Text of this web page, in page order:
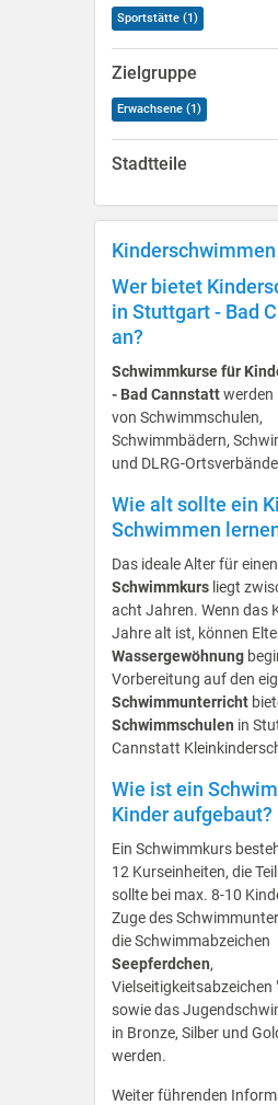
Sportstätte (1)
Zielgruppe
Erwachsene (1)
Stadtteile
Kinderschwimmen
Wer bietet
in Stuttgart - Bad
an?
Schwimmkurse für
- Bad Cannstattwerden
von Schwimmschulen,
Schwimmbädern,
und DLRG-
Wie alt sollte ein
Schwimmen
Das ideale Alter für einen
Schwimmkurs liegt
acht Jahren. Wenn das
Jahre alt ist, können
Wassergewöhnung
Vorbereitung auf den
Schwimmunterricht
Schwimmschulen in
Cannstatt
Wie ist ein
Kinder aufgebaut?
Ein Schwimmkurs
12 Kurseinheiten, die
sollte bei max. 8-10
Zuge des
die Schwimmabzeichen
Seepferdchen,
Vielseitigkeitsabzeichen
sowie das
in Bronze, Silber und
werden.
Weiter führenden